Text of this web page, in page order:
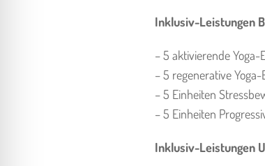
Inklusiv-Leistungen
– 5 aktivierende
– 5 regenerative
– 5 Einheiten
– 5 Einheiten
Inklusiv-Leistungen